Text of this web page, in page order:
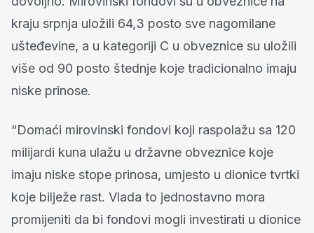
kraju srpnja uložili 64,3 posto sve nagomilane
ušteđevine, a u kategoriji C u obveznice su uložili
više od 90 posto štednje koje tradicionalno imaju
niske prinose.
“Domaći mirovinski fondovi koji raspolažu sa 120
milijardi kuna ulažu u državne obveznice koje
imaju niske stope prinosa, umjesto u dionice tvrtki
koje bilježe rast. Vlada to jednostavno mora
promijeniti da bi fondovi mogli investirati u dionice